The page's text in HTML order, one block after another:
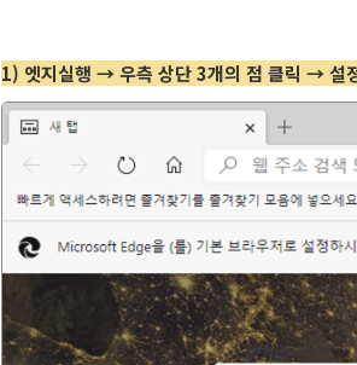
1) 엣지실행 → 우측 상단 3개의 점 클릭 → 설